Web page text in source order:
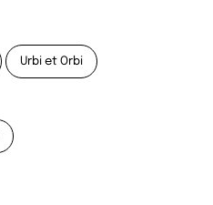
Urbi et Orbi